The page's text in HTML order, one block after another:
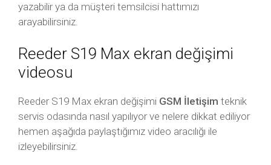
yazabilir ya da müşteri temsilcisi hattımızı
arayabilirsiniz.
Reeder S19 Max ekran değişimi
videosu
Reeder S19 Max ekran değişimi GSM İletişim teknik
servis odasında nasıl yapılıyor ve nelere dikkat ediliyor
hemen aşağıda paylaştığımız video aracılığı ile
izleyebilirsiniz.